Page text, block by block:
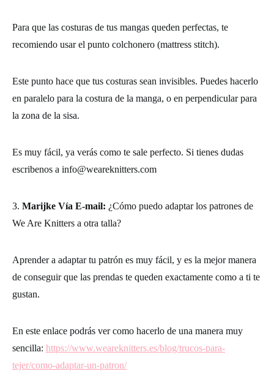
Para que las costuras de tus mangas queden perfectas, te
recomiendo usar el punto colchonero (mattress stitch).
Este punto hace que tus costuras sean invisibles. Puedes hacerlo
en paralelo para la costura de la manga, o en perpendicular para
la zona de la sisa.
Es muy fácil, ya verás como te sale perfecto. Si tienes dudas
escribenos a info@weareknitters.com
3. Marijke Vía E-mail: ¿Cómo puedo adaptar los patrones de
We Are Knitters a otra talla?
Aprender a adaptar tu patrón es muy fácil, y es la mejor manera
de conseguir que las prendas te queden exactamente como a ti te
gustan.
En este enlace podrás ver como hacerlo de una manera muy
sencilla: https://www.weareknitters.es/blog/trucos-para-
tejer/como-adaptar-un-patron/